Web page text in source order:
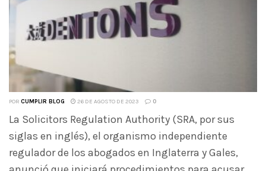
POR CUMPLIR BLOG 26 DE AGOSTO DE 2023 0
La Solicitors Regulation Authority (SRA, por sus
siglas en inglés), el organismo independiente
regulador de los abogados en Inglaterra y Gales,